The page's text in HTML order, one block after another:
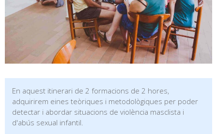
En aquest itinerari de 2 formacions de 2 hores,
adquirirem eines teòriques i metodològiques per poder
detectar i abordar situacions de violència masclista i
d'abús sexual infantil.